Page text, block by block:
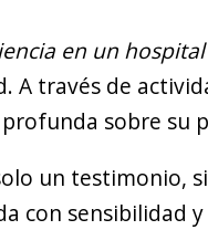
en un
A través de
sobre su
un testimonio,
con sensibilidad